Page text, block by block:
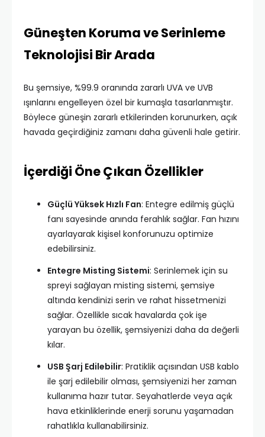
Güneşten Koruma ve Serinleme
Teknolojisi Bir Arada
Bu şemsiye, %99.9 oranında zararlı UVA ve UVB
ışınlarını engelleyen özel bir kumaşla tasarlanmıştır.
Böylece güneşin zararlı etkilerinden korunurken, açık
havada geçirdiğiniz zamanı daha güvenli hale getirir.
İçerdiği Öne Çıkan Özellikler
Güçlü Yüksek Hızlı Fan: Entegre edilmiş güçlü
fanı sayesinde anında ferahlık sağlar. Fan hızını
ayarlayarak kişisel konforunuzu optimize
edebilirsiniz.
Entegre Misting Sistemi: Serinlemek için su
spreyi sağlayan misting sistemi, şemsiye
altında kendinizi serin ve rahat hissetmenizi
sağlar. Özellikle sıcak havalarda çok işe
yarayan bu özellik, şemsiyenizi daha da değerli
kılar.
USB Şarj Edilebilir: Pratiklik açısından USB kablo
ile şarj edilebilir olması, şemsiyenizi her zaman
kullanıma hazır tutar. Seyahatlerde veya açık
hava etkinliklerinde enerji sorunu yaşamadan
rahatlıkla kullanabilirsiniz.